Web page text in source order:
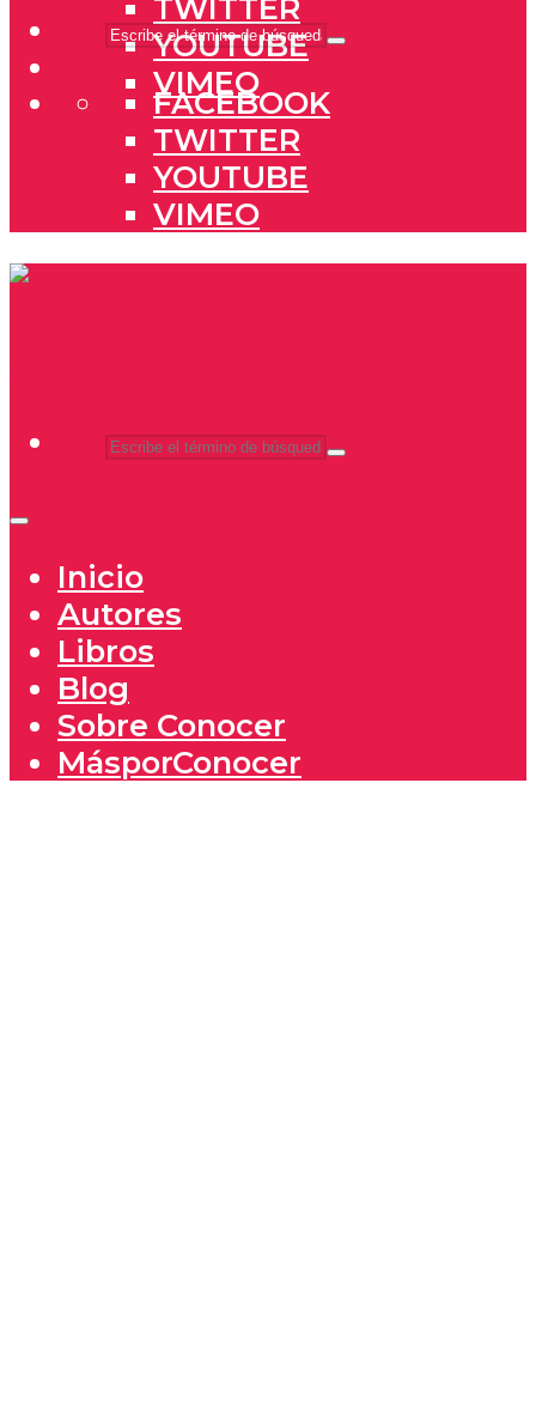
TWITTER
YOUTUBE
VIMEO
FACEBOOK
TWITTER
YOUTUBE
VIMEO
Inicio
Autores
Libros
Blog
Sobre Conocer
MásporConocer